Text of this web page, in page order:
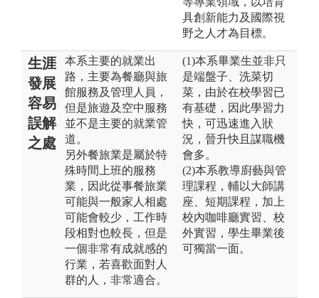
具創新能力及國際視
野之人才為目標。
生涯
發展
容易
誤解
之處
本系主要的就業出
路，主要為餐廳與旅
館服務及管理人員，
但是旅遊及空中服務
並不是主要的就業管
道。
另外餐旅業是屬於特
殊時間上班的服務
業，因此從事餐旅業
可能與一般家人相處
可能會較少，工作時
段相對也較長，但是
一個非常有成就感的
行業，若喜歡面對人
群的人，非常適合。
(1)本系畢業生並非只
是端盤子、洗菜切
菜，由於在校學習已
有基礎，因此學習力
快，可迅速進入狀
況，晉升快且謀職機
會多。
(2)本系教導廚藝與管
理課程，輔以大師講
座、短期課程，加上
校內咖啡廳實習、校
外實習，學生畢業後
可獨當一面。